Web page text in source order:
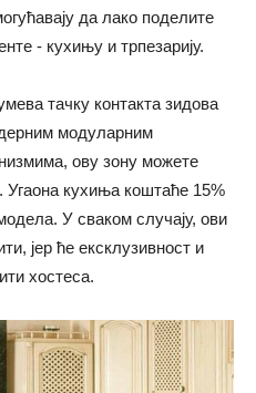
да лако поделите
- кухињу и трпезарију.
тачку контакта зидова
модуларним
ову зону можете
Угаона кухиња коштаће 15%
У сваком случају, ови
јер ће ексклузивност и
хостеса.